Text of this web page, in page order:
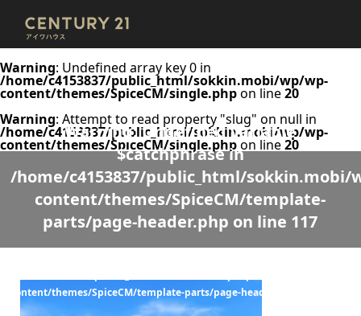
Warning: Undefined array key 0 in
/home/c4153837/public_html/sokkin.mobi/wp/wp-
content/themes/SpiceCM/single.phpon line20
Warning: Attempt to read property "slug" on null in
/home/c4153837/public_html/sokkin.mobi/wp/wp-
content/themes/SpiceCM/single.phpon line20
Warning: Undefined variable
$catchphrase in
/home/c4153837/public_html/sokkin.mobi/
content/themes/SpiceCM/template-
parts/page-header.php on line 117
content/themes/SpiceCM/template-parts/page-header.php